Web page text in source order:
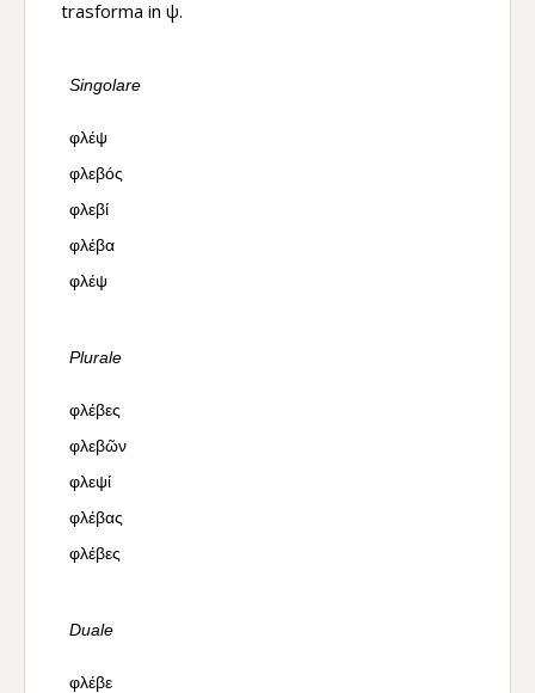
trasforma in ψ.
Singolare
φλέψ
φλεβός
φλεβί
φλέβα
φλέψ
Plurale
φλέβες
φλεβῶν
φλεψί
φλέβας
φλέβες
Duale
φλέβε